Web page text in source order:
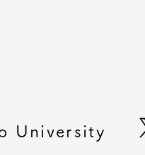
University